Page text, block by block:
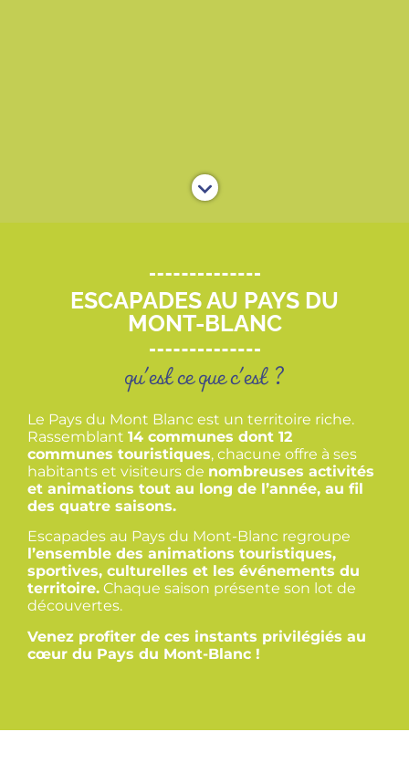
ESCAPADES AU PAYS DU
MONT-BLANC
qu'est ce que c'est ?
Le Pays du Mont Blanc est un territoire riche.
Rassemblant 14 communes dont 12
communes touristiques, chacune offre à ses
habitants et visiteurs de nombreuses activités
et animations tout au long de l’année, au fil
des quatre saisons.
Escapades au Pays du Mont-Blanc regroupe
l’ensemble des animations touristiques,
sportives, culturelles et les événements du
territoire. Chaque saison présente son lot de
découvertes.
Venez profiter de ces instants privilégiés au
cœur du Pays du Mont-Blanc !